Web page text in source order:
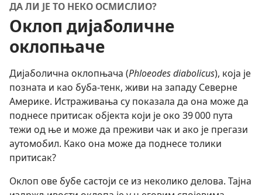
ДА ЛИ ЈЕ ТО НЕКО ОСМИСЛИО?
Оклоп дијаболичне
оклопњаче
Дијаболична оклопњача (Phloeodes diabolicus), која је
позната и као буба-тенк, живи на западу Северне
Америке. Истраживања су показала да она може да
поднесе притисак објекта који је око 39 000 пута
тежи од ње и може да преживи чак и ако је прегази
аутомобил. Како она може да поднесе толики
притисак?
Оклоп ове бубе састоји се из неколико делова. Тајна